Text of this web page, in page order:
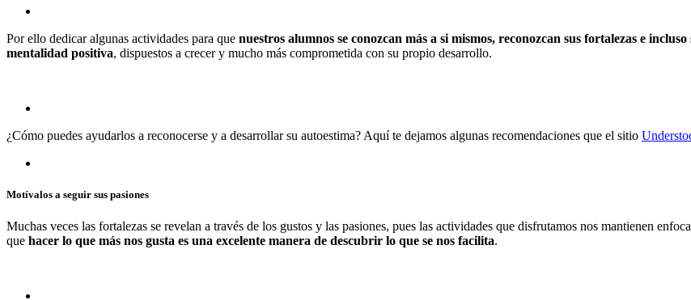
Por ello dedicar algunas actividades para que nuestros alumnos se conozcan más a si mismos, reconozcan sus fortalezas e
mentalidad positiva, dispuestos a crecer y mucho más comprometida con su propio desarrollo.
¿Cómo puedes ayudarlos a reconocerse y a desarrollar su autoestima? Aquí te dejamos algunas recomendaciones que el sitio
Motívalos a seguir sus pasiones
Muchas veces las fortalezas se revelan a través de los gustos y las pasiones, pues las actividades que disfrutamos nos mantienen
que hacer lo que más nos gusta es una excelente manera de descubrir lo que se nos facilita.